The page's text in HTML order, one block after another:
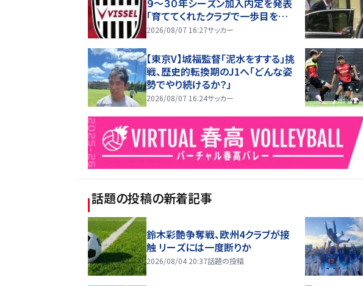
９～３０年シーズン加入内定を発表
「育ててくれたクラブで一歩目を踏
み出せることを大変嬉しく思いま
2026/08/07 16:27サッカー
【東京V】城福監督「泥水をすする」挑
戦、歴史的転換期のJ1へ「どんな姿
勢でやり続けるか？」
2026/08/07 16:24サッカー
話題の投稿の新着記事
鈴木彩艶争奪戦、欧州4クラブが接
触 リーズには一度断りか
2026/08/04 20:37話題の投稿